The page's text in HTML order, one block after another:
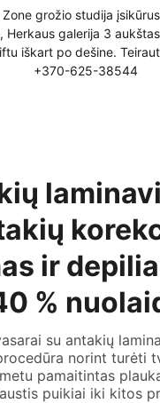
grožio studija
Herkaus galerija 3
iškart po dešine.
+370-625-38544
ir
%
su antakių
norint turėti
pamaitintas
puikiai iki kitos